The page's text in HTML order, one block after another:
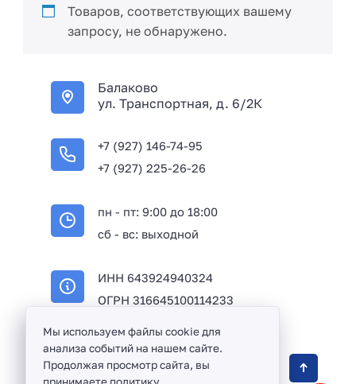
Товаров, соответствующих вашему
запросу, не обнаружено.
Балаково
ул. Транспортная, д. 6/2К
+7 (927) 146-74-95
+7 (927) 225-26-26
пн - пт: 9:00 до 18:00
сб - вс: выходной
ИНН 643924940324
ОГРН 316645100114233
Оптовая продажа сантехники и комплектующих
Мы используем файлы cookie для
анализа событий на нашем сайте.
Продолжая просмотр сайта, вы